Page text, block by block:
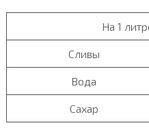
На 1
Сливы
Вода
Сахар